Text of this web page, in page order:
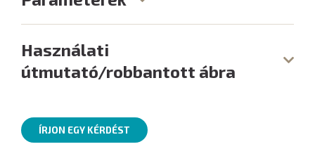
Használati
útmutató/robbantott ábra
ÍRJON EGY KÉRDÉST